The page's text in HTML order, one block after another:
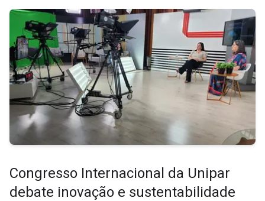
Congresso Internacional da Unipar
debate inovação e sustentabilidade